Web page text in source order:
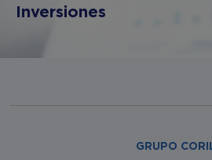
Inversiones
GRUPO CORIL